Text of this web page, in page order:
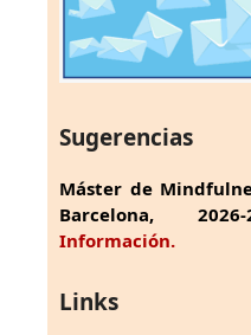
Sugerencias
Máster de
Barcelona,
Información.
Links